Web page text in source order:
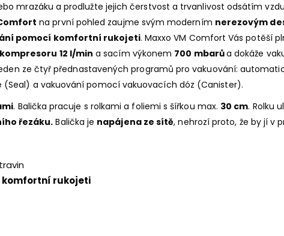
mrazáku a prodlužte jejich čerstvost a trvanlivost odsátím
na první pohled zaujme svým moderním nerezovým
pomocí komfortní rukojeti. Maxxo VM Comfort Vás potěší
12 l/min a sacím výkonem 700 mbarůa dokáže
ze čtyř přednastavených programů pro vakuování:
a vakuování pomocí vakuovacích dóz (Canister).
. Balička pracuje s rolkami a foliemi s šířkou max. 30 cm. Rolku
řezáku. Balička je napájena ze sítě, nehrozí proto, že by jí v
komfortní rukojeti